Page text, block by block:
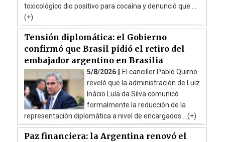
toxicológico dio positivo para cocaína y denunció que ...
(+)
Tensión diplomática: el Gobierno
confirmó que Brasil pidió el retiro del
embajador argentino en Brasilia
5/8/2026 ||
El canciller Pablo Quirno
reveló que la administración de Luiz
Inácio Lula da Silva comunicó
formalmente la reducción de la
representación diplomática a nivel de encargados ...(+)
Paz financiera: la Argentina renovó el